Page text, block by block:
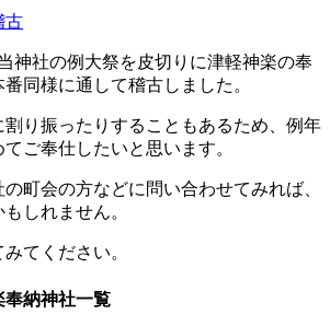
神社の例大祭を皮切りに津軽神楽の奉
同様に通して稽古しました。
り振ったりすることもあるため、例年
ご奉仕したいと思います。
町会の方などに問い合わせてみれば、
しれません。
てください。
納神社一覧